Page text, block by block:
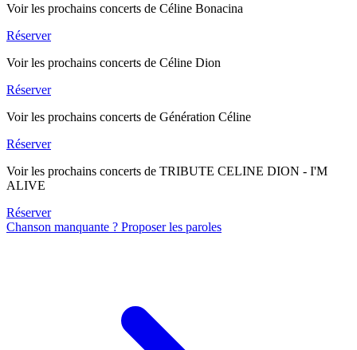
Voir les prochains concerts de Céline Bonacina
Réserver
Voir les prochains concerts de Céline Dion
Réserver
Voir les prochains concerts de Génération Céline
Réserver
Voir les prochains concerts de TRIBUTE CELINE DION - I'M
ALIVE
Réserver
Chanson manquante ? Proposer les paroles